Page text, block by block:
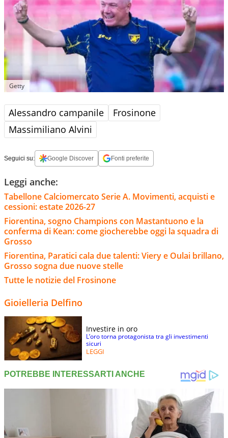
Getty
Alessandro campanile
Frosinone
Massimiliano Alvini
Seguici su: Google Discover Fonti preferite
Leggi anche:
Tabellone Calciomercato Serie A. Movimenti, acquisti e
cessioni: estate 2026-27
Fiorentina, sogno Champions con Mastantuono e la
conferma di Kean: come giocherebbe oggi la squadra di
Grosso
Fiorentina, Paratici cala due talenti: Viery e Oulai brillano,
Grosso sogna due nuove stelle
Tutte le notizie del Frosinone
Gioielleria Delfino
Investire in oro
L’oro torna protagonista tra gli investimenti
sicuri
LEGGI